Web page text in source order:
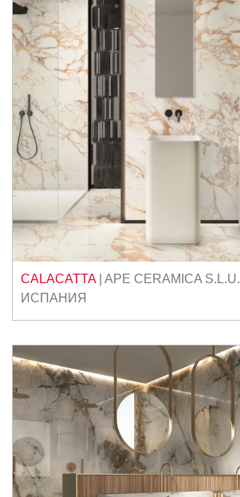
CALACATTA| APE CERAMICA S.L.U.
ИСПАНИЯ